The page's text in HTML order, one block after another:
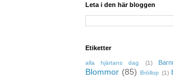
Leta i den här bloggen
Etiketter
alla hjärtans dag (1)
Blommor (85) Bröllop (1)